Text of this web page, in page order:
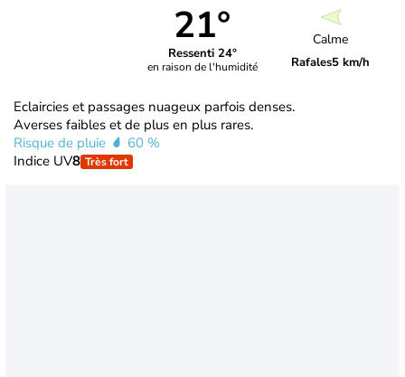
21°
Ressenti 24°
en raison de l'humidité
Calme
Rafales5 km/h
Eclaircies et passages nuageux parfois denses.
Averses faibles et de plus en plus rares.
Risque de pluie
60 %
Indice UV8 Très fort